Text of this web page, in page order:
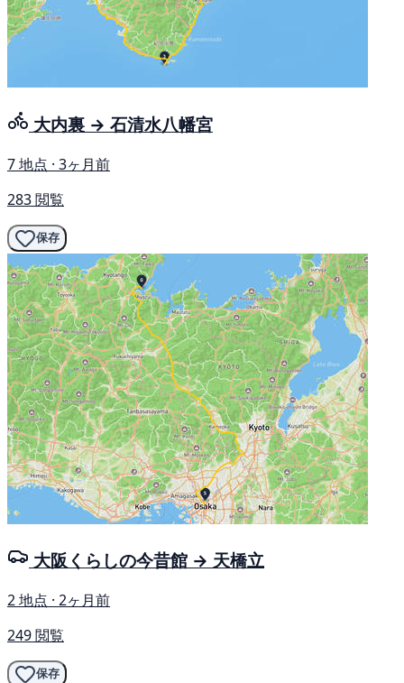
大内裏 → 石清水八幡宮
7 地点 · 3ヶ月前
283 閲覧
保存
大阪くらしの今昔館 → 天橋立
2 地点 · 2ヶ月前
249 閲覧
保存